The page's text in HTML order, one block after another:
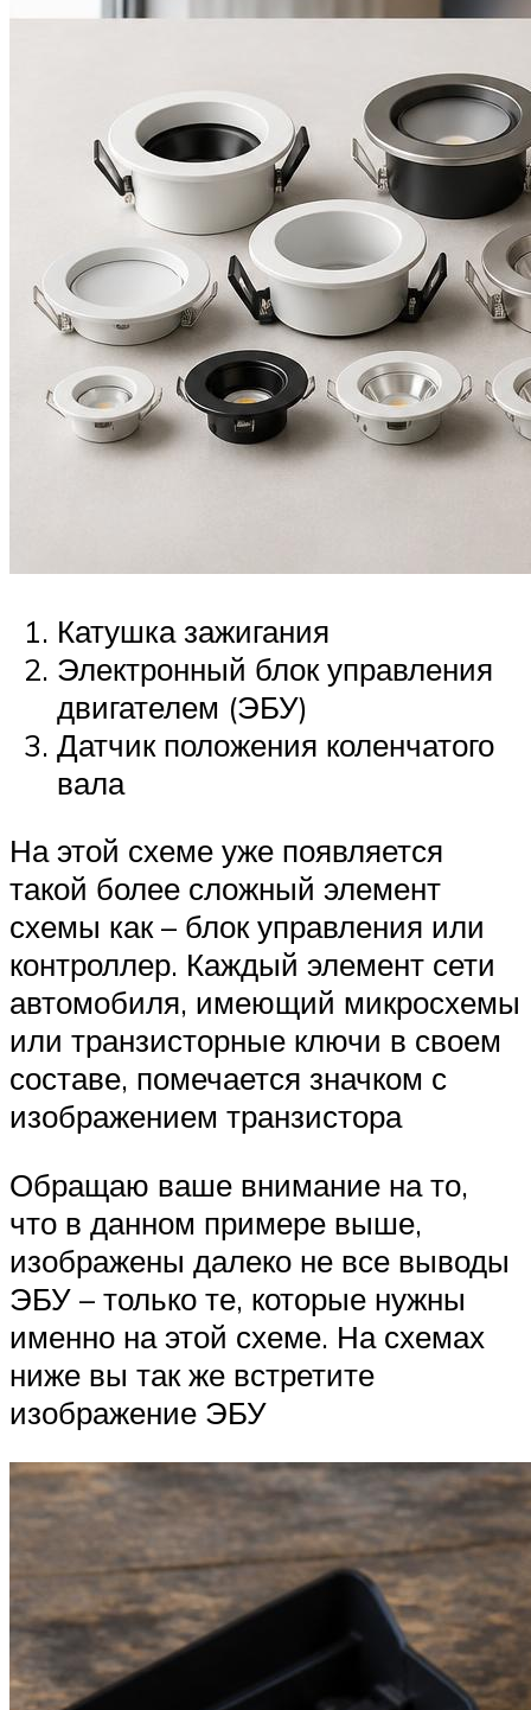
Катушка зажигания
Электронный блок управления
двигателем (ЭБУ)
Датчик положения коленчатого
вала
На этой схеме уже появляется
такой более сложный элемент
схемы как – блок управления или
контроллер. Каждый элемент сети
автомобиля, имеющий микросхемы
или транзисторные ключи в своем
составе, помечается значком с
изображением транзистора
Обращаю ваше внимание на то,
что в данном примере выше,
изображены далеко не все выводы
ЭБУ – только те, которые нужны
именно на этой схеме. На схемах
ниже вы так же встретите
изображение ЭБУ